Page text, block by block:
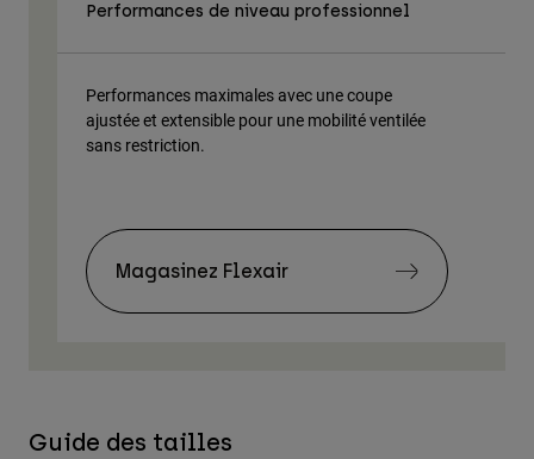
Performances de niveau professionnel
Performances maximales avec une coupe
ajustée et extensible pour une mobilité ventilée
sans restriction.
Magasinez Flexair
Guide des tailles